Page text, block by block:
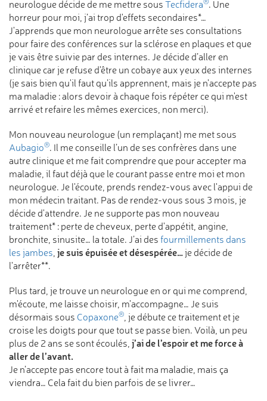
neurologue décide de me mettre sous Tecfidera . Une
horreur pour moi, j’ai trop d'effets secondaires*…
J'apprends que mon neurologue arrête ses consultations
pour faire des conférences sur la sclérose en plaques et que
je vais être suivie par des internes. Je décide d’aller en
clinique car je refuse d'être un cobaye aux yeux des internes
(je sais bien qu'il faut qu’ils apprennent, mais je n'accepte pas
ma maladie : alors devoir à chaque fois répéter ce qui m'est
arrivé et refaire les mêmes exercices, non merci).
Mon nouveau neurologue (un remplaçant) me met sous
Aubagio®. Il me conseille l’un de ses confrères dans une
autre clinique et me fait comprendre que pour accepter ma
maladie, il faut déjà que le courant passe entre moi et mon
neurologue. Je l'écoute, prends rendez-vous avec l'appui de
mon médecin traitant. Pas de rendez-vous sous 3 mois, je
décide d'attendre. Je ne supporte pas mon nouveau
traitement* : perte de cheveux, perte d'appétit, angine,
bronchite, sinusite… la totale. J’ai des fourmillements dans
les jambes, je suis épuisée et désespérée…je décide de
l'arrêter**.
Plus tard, je trouve un neurologue en or qui me comprend,
m'écoute, me laisse choisir, m'accompagne… Je suis
désormais sous Copaxone®, je débute ce traitement et je
croise les doigts pour que tout se passe bien. Voilà, un peu
plus de 2 ans se sont écoulés, j’ai de l’espoir et me force à
aller de l’avant.
Je n’accepte pas encore tout à fait ma maladie, mais ça
viendra… Cela fait du bien parfois de se livrer…